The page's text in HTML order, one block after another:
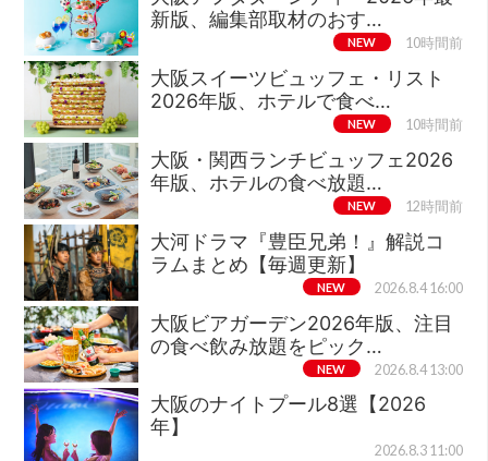
新版、編集部取材のおす…
NEW 10時間前
大阪スイーツビュッフェ・リスト
2026年版、ホテルで食べ…
NEW 10時間前
大阪・関西ランチビュッフェ2026
年版、ホテルの食べ放題…
NEW 12時間前
大河ドラマ『豊臣兄弟！』解説コ
ラムまとめ【毎週更新】
NEW 2026.8.4 16:00
大阪ビアガーデン2026年版、注目
の食べ飲み放題をピック…
NEW 2026.8.4 13:00
大阪のナイトプール8選【2026
年】
2026.8.3 11:00